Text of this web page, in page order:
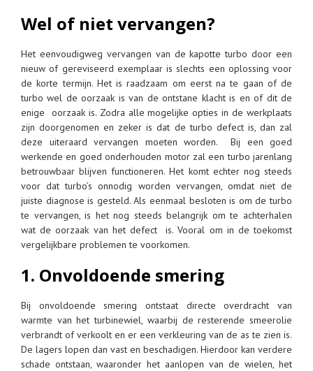
Wel of niet vervangen?
Het eenvoudigweg vervangen van de kapotte turbo door een
nieuw of gereviseerd exemplaar is slechts een oplossing voor
de korte termijn. Het is raadzaam om eerst na te gaan of de
turbo wel de oorzaak is van de ontstane klacht is en of dit de
enige oorzaak is. Zodra alle mogelijke opties in de werkplaats
zijn doorgenomen en zeker is dat de turbo defect is, dan zal
deze uiteraard vervangen moeten worden. Bij een goed
werkende en goed onderhouden motor zal een turbo jarenlang
betrouwbaar blijven functioneren. Het komt echter nog steeds
voor dat turbo’s onnodig worden vervangen, omdat niet de
juiste diagnose is gesteld. Als eenmaal besloten is om de turbo
te vervangen, is het nog steeds belangrijk om te achterhalen
wat de oorzaak van het defect is. Vooral om in de toekomst
vergelijkbare problemen te voorkomen.
1. Onvoldoende smering
Bij onvoldoende smering ontstaat directe overdracht van
warmte van het turbinewiel, waarbij de resterende smeerolie
verbrandt of verkoolt en er een verkleuring van de as te zien is.
De lagers lopen dan vast en beschadigen. Hierdoor kan verdere
schade ontstaan, waaronder het aanlopen van de wielen, het